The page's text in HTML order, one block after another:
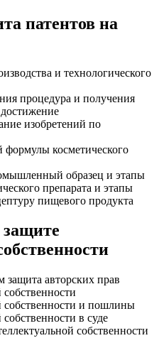
патентов на
и технологического
процедура и получения
изобретений по
формулы косметического
образец и этапы
препарата и этапы
пищевого продукта
защита авторских прав
собственности и пошлины
в суде
собственности